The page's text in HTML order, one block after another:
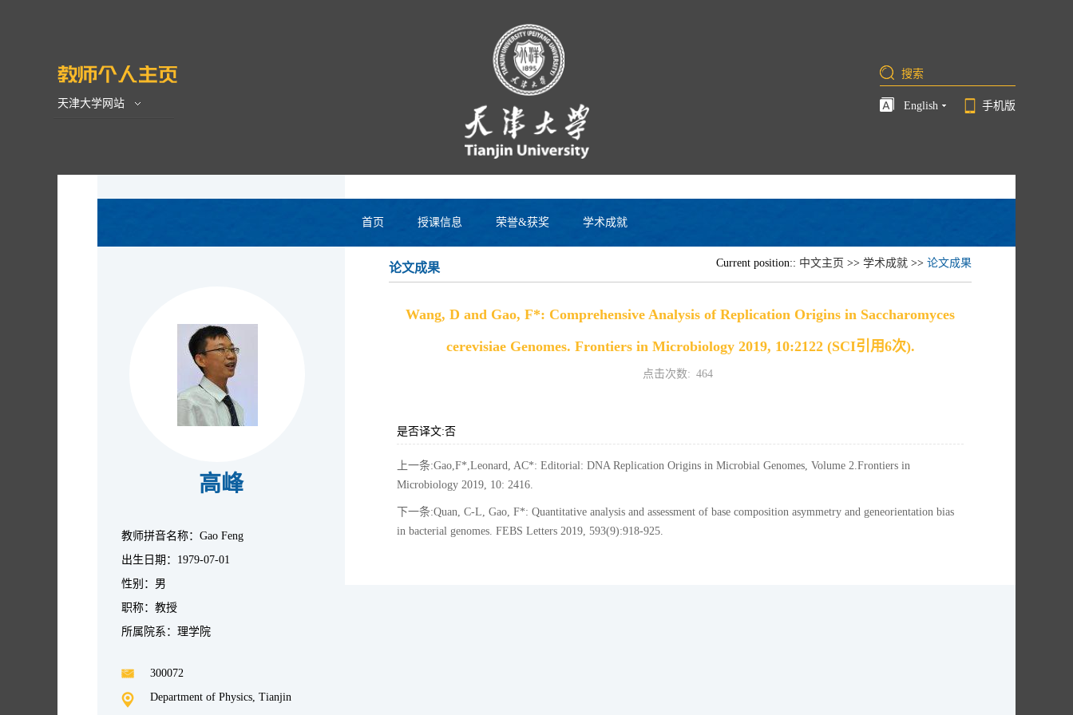
天津大学网站 English 手机版
首页 授课信息 荣誉&获奖 学术成就
高峰
教师拼音名称：Gao Feng
出生日期：1979-07-01
性别：男
职称：教授
所属院系：理学院
300072
Department of Physics, Tianjin
论文成果 Current position:: 中文主页 >> 学术成就 >> 论文成果
Wang, D and Gao, F*: Comprehensive Analysis of Replication Origins in Saccharomyces
cerevisiae Genomes. Frontiers in Microbiology 2019, 10:2122 (SCI引用6次).
点击次数: 464
是否译文:否
上一条:Gao,F*,Leonard, AC*: Editorial: DNA Replication Origins in Microbial Genomes, Volume 2.Frontiers in
Microbiology 2019, 10: 2416.
下一条:Quan, C-L, Gao, F*: Quantitative analysis and assessment of base composition asymmetry and geneorientation bias
in bacterial genomes. FEBS Letters 2019, 593(9):918-925.